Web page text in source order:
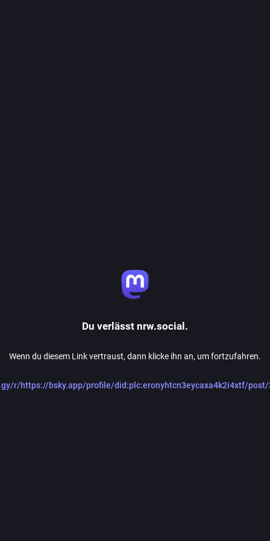
Du verlässt nrw.social.
Wenn du diesem Link vertraust, dann klicke ihn an, um fortzufahren.
r/https://bsky.app/profile/did:plc:eronyhtcn3eycaxa4k2i4xtf/post/